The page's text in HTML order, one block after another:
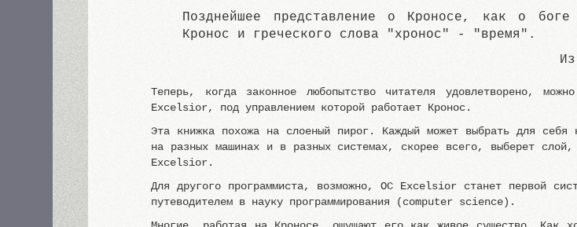
Позднейшее представление о Кроносе, как о
Кронос и греческого слова "хронос" - "время".
Теперь, когда законное любопытство читателя удовлетворено,
Excelsior, под управлением которой работает Кронос.
Эта книжка похожа на слоеный пирог. Каждый может выбрать для себя
на разных машинах и в разных системах, скорее всего, выберет
Excelsior.
Для другого программиста, возможно, ОС Excelsior станет первой
путеводителем в науку программирования (computer science).